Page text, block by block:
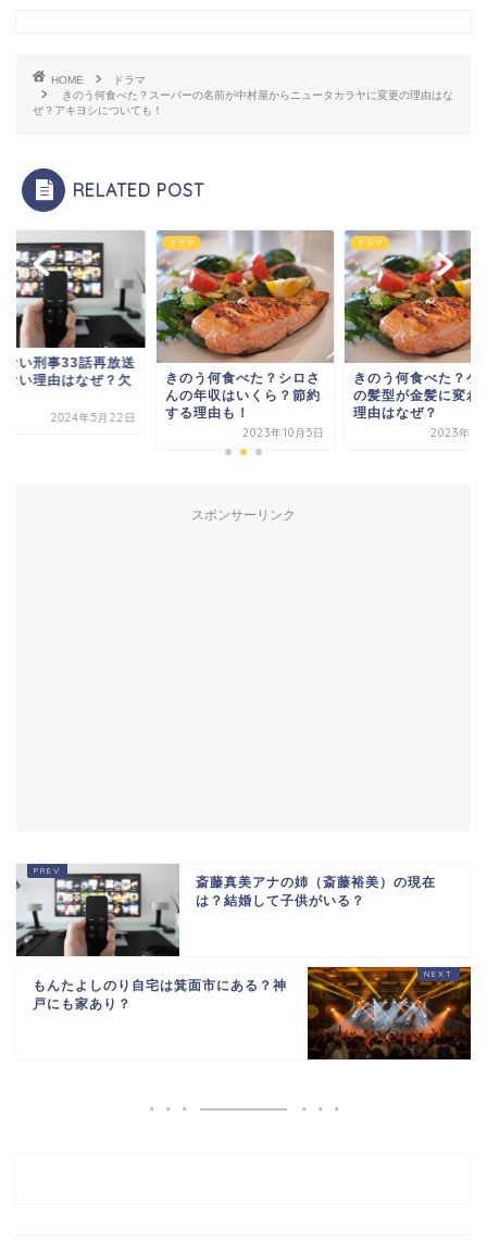
HOME
ドラマ
きのう何食べた？スーパーの名前が中村屋からニュータカラヤに変更の理由はな
ぜ？アキヨシについても！
RELATED POST
う何食べた？シロさ
理由も！
ドラマ
きのう何食べた？ケンジ
の髪型が金髪に変わった
理由はなぜ？
2023年10月8日
ドラマ
あぶない刑事33話再
出来ない理由はなぜ
番？
2024年5
スポンサーリンク
斎藤真美アナの姉（斎藤裕美）の現在
は？結婚して子供がいる？
もんたよしのり自宅は箕面市にある？神
戸にも家あり？